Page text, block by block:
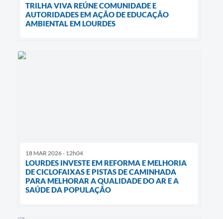
TRILHA VIVA REÚNE COMUNIDADE E
AUTORIDADES EM AÇÃO DE EDUCAÇÃO
AMBIENTAL EM LOURDES
18 MAR 2026 - 12h04
LOURDES INVESTE EM REFORMA E MELHORIA
DE CICLOFAIXAS E PISTAS DE CAMINHADA
PARA MELHORAR A QUALIDADE DO AR E A
SAÚDE DA POPULAÇÃO